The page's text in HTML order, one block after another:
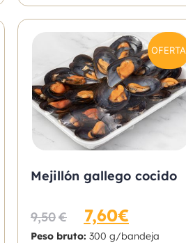
OFERTA
Mejillón gallego cocido
9,50€ 7,60€
Peso bruto: 300 g/bandeja